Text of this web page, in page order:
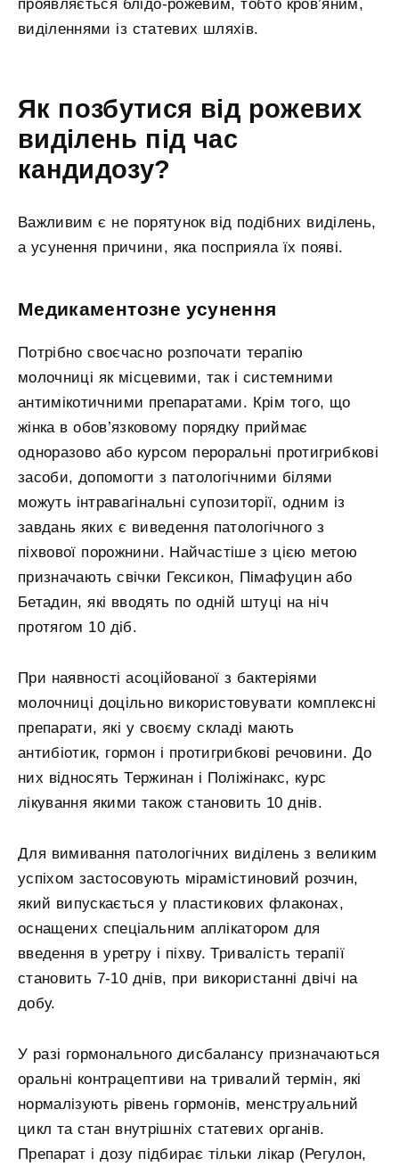
проявляється блідо-рожевим, тобто кров’яним,
виділеннями із статевих шляхів.
Як позбутися від рожевих
виділень під час
кандидозу?
Важливим є не порятунок від подібних виділень,
а усунення причини, яка посприяла їх появі.
Медикаментозне усунення
Потрібно своєчасно розпочати терапію
молочниці як місцевими, так і системними
антимікотичними препаратами. Крім того, що
жінка в обов’язковому порядку приймає
одноразово або курсом пероральні протигрибкові
засоби, допомогти з патологічними білями
можуть інтравагінальні супозиторії, одним із
завдань яких є виведення патологічного з
піхвової порожнини. Найчастіше з цією метою
призначають свічки Гексикон, Пімафуцин або
Бетадин, які вводять по одній штуці на ніч
протягом 10 діб.
При наявності асоційованої з бактеріями
молочниці доцільно використовувати комплексні
препарати, які у своєму складі мають
антибіотик, гормон і протигрибкові речовини. До
них відносять Тержинан і Поліжінакс, курс
лікування якими також становить 10 днів.
Для вимивання патологічних виділень з великим
успіхом застосовують мірамістиновий розчин,
який випускається у пластикових флаконах,
оснащених спеціальним аплікатором для
введення в уретру і піхву. Тривалість терапії
становить 7-10 днів, при використанні двічі на
добу.
У разі гормонального дисбалансу призначаються
оральні контрацептиви на тривалий термін, які
нормалізують рівень гормонів, менструальний
цикл та стан внутрішніх статевих органів.
Препарат і дозу підбирає тільки лікар (Регулон,